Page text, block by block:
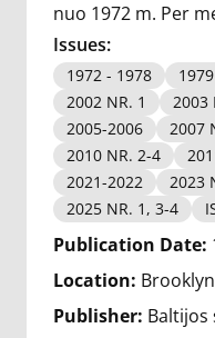
nuo 1972 m. Per
Issues:
1972 - 1978
2002 NR. 1
2003
2005-2006
2007
2010 NR. 2-4
2021-2022
2023
2025 NR. 1, 3-4
Publication Date:
Location:
Publisher: Baltijos